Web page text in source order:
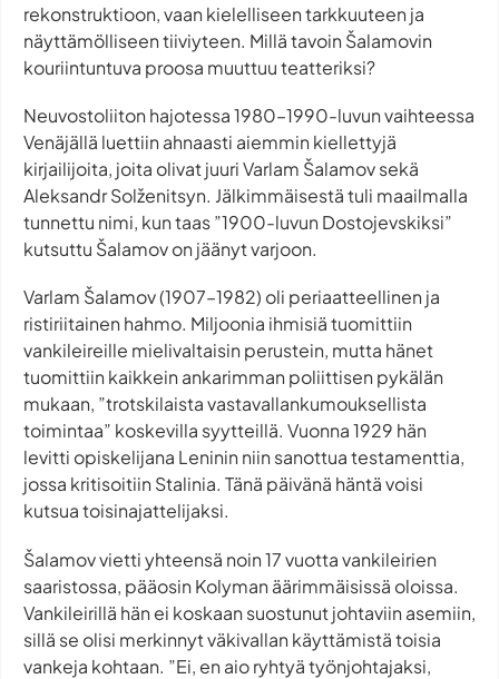
rekonstruktioon, vaan kielelliseen tarkkuuteen ja
näyttämölliseen tiiviyteen. Millä tavoin Šalamovin
kouriintuntuva proosa muuttuu teatteriksi?
Neuvostoliiton hajotessa 1980–1990-luvun vaihteessa
Venäjällä luettiin ahnaasti aiemmin kiellettyjä
kirjailijoita, joita olivat juuri Varlam Šalamov sekä
Aleksandr Solženitsyn. Jälkimmäisestä tuli maailmalla
tunnettu nimi, kun taas ”1900-luvun Dostojevskiksi”
kutsuttu Šalamov on jäänyt varjoon.
Varlam Šalamov (1907–1982) oli periaatteellinen ja
ristiriitainen hahmo. Miljoonia ihmisiä tuomittiin
vankileireille mielivaltaisin perustein, mutta hänet
tuomittiin kaikkein ankarimman poliittisen pykälän
mukaan, ”trotskilaista vastavallankumouksellista
toimintaa” koskevilla syytteillä. Vuonna 1929 hän
levitti opiskelijana Leninin niin sanottua testamenttia,
jossa kritisoitiin Stalinia. Tänä päivänä häntä voisi
kutsua toisinajattelijaksi.
Šalamov vietti yhteensä noin 17 vuotta vankileirien
saaristossa, pääosin Kolyman äärimmäisissä oloissa.
Vankileirillä hän ei koskaan suostunut johtaviin asemiin,
sillä se olisi merkinnyt väkivallan käyttämistä toisia
vankeja kohtaan. ”Ei, en aio ryhtyä työnjohtajaksi,